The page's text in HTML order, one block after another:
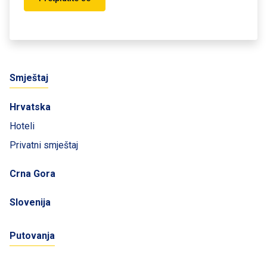
Smještaj
Hrvatska
Hoteli
Privatni smještaj
Crna Gora
Slovenija
Putovanja